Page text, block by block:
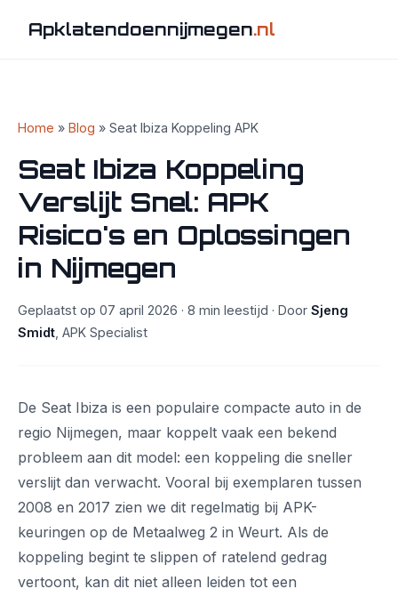
Apklatendoennijmegen.nl
Home » Blog » Seat Ibiza Koppeling APK
Seat Ibiza Koppeling
Verslijt Snel: APK
Risico's en Oplossingen
in Nijmegen
Geplaatst op 07 april 2026 · 8 min leestijd · Door Sjeng
Smidt , APK Specialist
De Seat Ibiza is een populaire compacte auto in de
regio Nijmegen, maar koppelt vaak een bekend
probleem aan dit model: een koppeling die sneller
verslijt dan verwacht. Vooral bij exemplaren tussen
2008 en 2017 zien we dit regelmatig bij APK-
keuringen op de Metaalweg 2 in Weurt. Als de
koppeling begint te slippen of ratelend gedrag
vertoont, kan dit niet alleen leiden tot een